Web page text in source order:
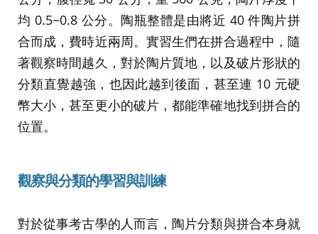
均 0.5~0.8 公分。陶瓶整體是由將近 40 件陶片拼
合而成，費時近兩周。實習生們在拼合過程中，隨
著觀察時間越久，對於陶片質地，以及破片形狀的
分類直覺越強，也因此越到後面，甚至連 10 元硬
幣大小，甚至更小的破片，都能準確地找到拼合的
位置。
觀察與分類的學習與訓練
對於從事考古學的人而言，陶片分類與拼合本身就